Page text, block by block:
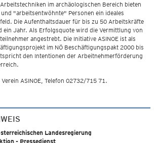
im archäologischen Bereich bieten
"arbeitsentwöhnte" Personen ein ideales
Die Aufenthaltsdauer für bis zu 50 Arbeitskräfte
ein Jahr. Als Erfolgsquote wird die Vermittlung von
angestrebt. Die Initiative ASINOE ist als
im NÖ Beschäftigungspakt 2000 bis
den Intentionen der Arbeitnehmerförderung
ASINOE, Telefon 02732/715 71.
Landesregierung
- Pressedienst